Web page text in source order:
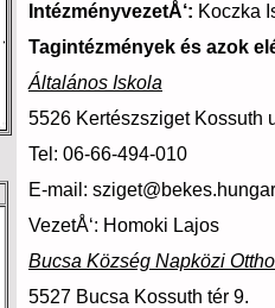
IntézményvezetÅ‘: Koczka
Tagintézmények és azok
Általános Iskola
5526 Kertészsziget Kossuth
Tel: 06-66-494-010
E-mail:
VezetÅ‘: Homoki Lajos
Bucsa Község Napközi
5527 Bucsa Kossuth tér 9.